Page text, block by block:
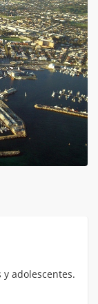
adolescentes.